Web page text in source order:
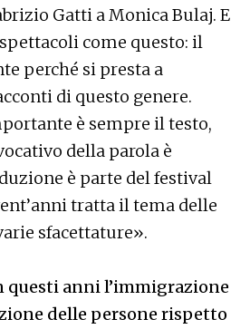
Gatti a Monica Bulaj. E
come questo: il
perché si presta a
di questo genere.
è sempre il testo,
della parola è
è parte del festival
tratta il tema delle
sfacettature».
questi anni l’immigrazione
delle persone rispetto